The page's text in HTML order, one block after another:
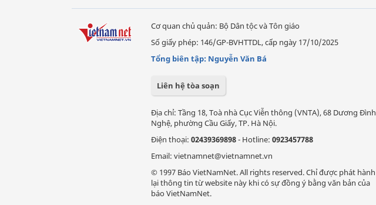
Cơ quan chủ quản: Bộ Dân tộc và Tôn giáo
Số giấy phép: 146/GP-BVHTTDL, cấp ngày 17/10/2025
Tổng biên tập: Nguyễn Văn Bá
Liên hệ tòa soạn
Địa chỉ: Tầng 18, Toà nhà Cục Viễn thông (VNTA), 68 Dương Đình
Nghệ, phường Cầu Giấy, TP. Hà Nội.
Điện thoại: 02439369898- Hotline: 0923457788
Email: vietnamnet@vietnamnet.vn
© 1997 Báo VietNamNet. All rights reserved. Chỉ được phát hành
lại thông tin từ website này khi có sự đồng ý bằng văn bản của
báo VietNamNet.